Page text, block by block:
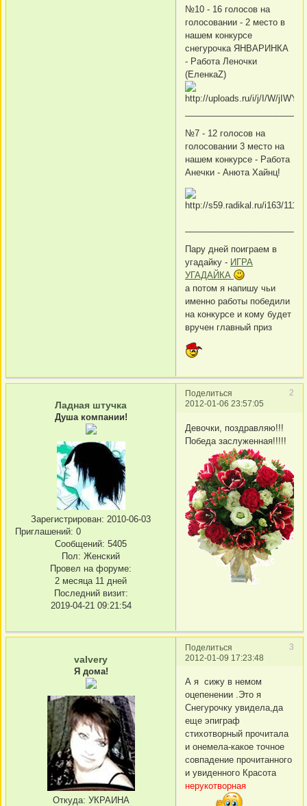
№10 - 16 голосов на
голосовании - 2 место в
нашем конкурсе
снегурочка ЯНВАРИНКА
- Работа Леночки
(ЕленкаZ)
№7 - 12 голосов на
голосовании 3 место на
нашем конкурсе - Работа
Анечки - Анюта Хайнц!
Пару дней поиграем в
угадайку - ИГРА
УГАДАЙКА
а потом я напишу чьи
именно работы победили
на конкурсе и кому будет
вручен главный приз
Поделиться
2
2012-01-06 23:57:05
Ладная штучка
Душа компании!
Зарегистрирован: 2010-06-03
Приглашений: 0
Сообщений: 5405
Пол: Женский
Провел на форуме:
2 месяца 11 дней
Последний визит:
2019-04-21 09:21:54
Девочки, поздравляю!!!
Победа заслуженная!!!!!
Поделиться
3
2012-01-09 17:23:48
valvery
Я дома!
Откуда: УКРАИНА
А я сижу в немом
оцепенении .Это я
Снегурочку увидела,да
еще эпиграф
стихотворный прочитала
и онемела-какое точное
совпадение прочитанного
и увиденного Красота
нерукотворная